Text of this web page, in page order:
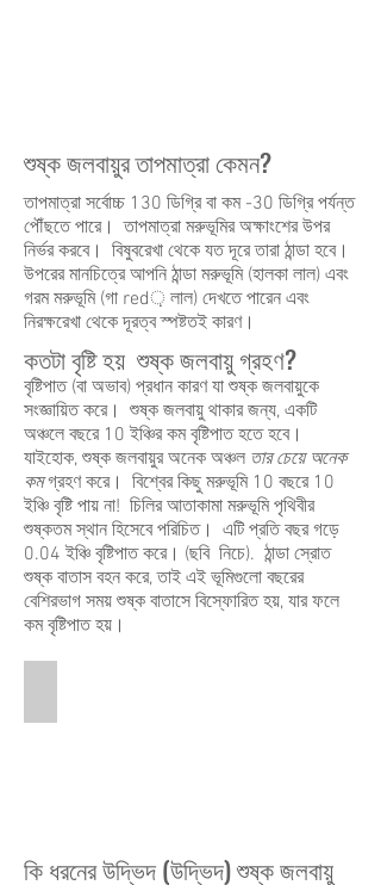
শুষ্ক জলবায়ুর তাপমাত্রা কেমন?
তাপমাত্রা সর্বোচ্চ 130 ডিগ্রি বা কম -30 ডিগ্রি পর্যন্ত
পৌঁছতে পারে। তাপমাত্রা মরুভূমির অক্ষাংশের উপর
নির্ভর করবে। বিষুবরেখা থেকে যত দূরে তারা ঠান্ডা হবে।
উপরের মানচিত্রে আপনি ঠান্ডা মরুভূমি (হালকা লাল) এবং
গরম মরুভূমি (গা red় লাল) দেখতে পারেন এবং
নিরক্ষরেখা থেকে দূরত্ব স্পষ্টতই কারণ।
কতটা বৃষ্টি হয় শুষ্ক জলবায়ু গ্রহণ?
বৃষ্টিপাত (বা অভাব) প্রধান কারণ যা শুষ্ক জলবায়ুকে
সংজ্ঞায়িত করে। শুষ্ক জলবায়ু থাকার জন্য, একটি
অঞ্চলে বছরে 10 ইঞ্চির কম বৃষ্টিপাত হতে হবে।
যাইহোক, শুষ্ক জলবায়ুর অনেক অঞ্চল তার চেয়ে অনেক
কমগ্রহণ করে। বিশ্বের কিছু মরুভূমি 10 বছরে 10
ইঞ্চি বৃষ্টি পায় না! চিলির আতাকামা মরুভূমি পৃথিবীর
শুষ্কতম স্থান হিসেবে পরিচিত। এটি প্রতি বছর গড়ে
0.04 ইঞ্চি বৃষ্টিপাত করে। (ছবি নিচে). ঠান্ডা স্রোত
শুষ্ক বাতাস বহন করে, তাই এই ভূমিগুলো বছরের
বেশিরভাগ সময় শুষ্ক বাতাসে বিস্ফোরিত হয়, যার ফলে
কম বৃষ্টিপাত হয়।
Atacama
কি ধরনের উদ্ভিদ (উদ্ভিদ) শুষ্ক জলবায়ু